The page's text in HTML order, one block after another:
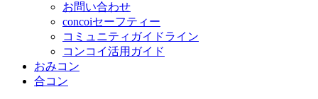
お問い合わせ
concoiセーフティー
コミュニティガイドライン
コンコイ活用ガイド
おみコン
合コン